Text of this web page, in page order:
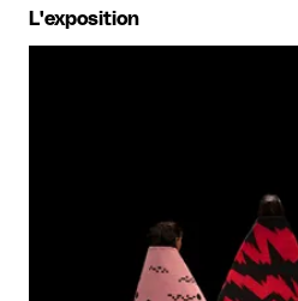
L'exposition